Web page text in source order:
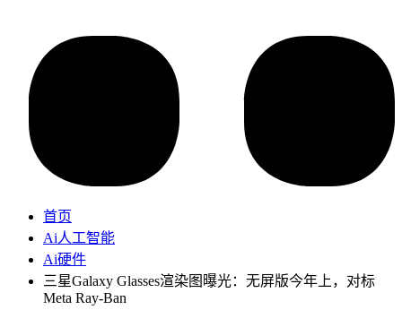
首页
Ai人工智能
Ai硬件
三星Galaxy Glasses渲染图曝光：无屏版今年上，对标
Meta Ray-Ban